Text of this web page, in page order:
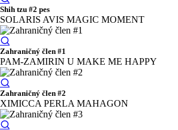
Shih tzu #2 pes
SOLARIS AVIS MAGIC MOMENT
Zahraničný člen #1
PAM-ZAMIRIN U MAKE ME HAPPY
Zahraničný člen #2
XIMICCA PERLA MAHAGON